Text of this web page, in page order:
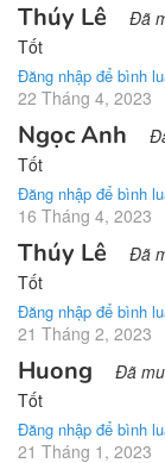
Thúy Lê Đã
Tốt
Đăng nhập để bình
22 Tháng 4, 2023
Ngọc Anh
Tốt
Đăng nhập để bình
16 Tháng 4, 2023
Thúy Lê Đã
Tốt
Đăng nhập để bình
21 Tháng 2, 2023
Huong Đã
Tốt
Đăng nhập để bình
21 Tháng 1, 2023